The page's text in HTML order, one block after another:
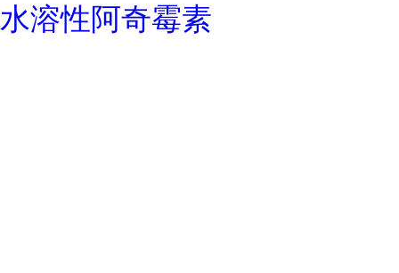
水溶性阿奇霉素